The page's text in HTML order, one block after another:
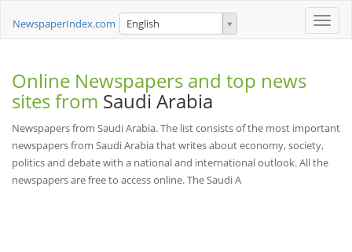
Toggle
NewspaperIndex.com English
Online Newspapers and top news
sites from Saudi Arabia
Newspapers from Saudi Arabia. The list consists of the most important
newspapers from Saudi Arabia that writes about economy, society,
politics and debate with a national and international outlook. All the
newspapers are free to access online. The Saudi A